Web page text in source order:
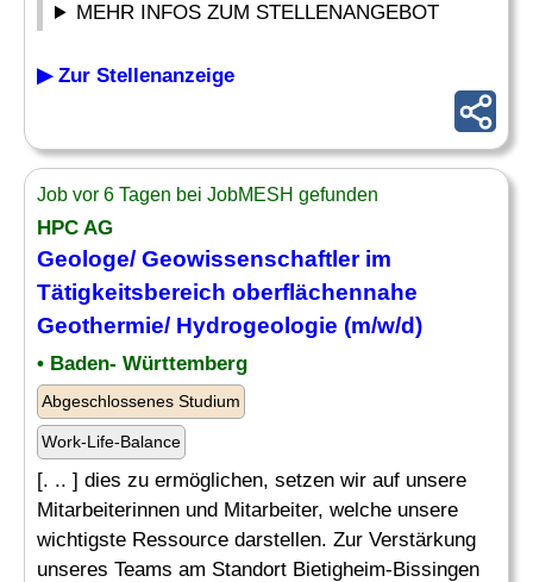
MEHR INFOS ZUM STELLENANGEBOT
▶ Zur Stellenanzeige
Job vor 6 Tagen bei JobMESH gefunden
HPC AG
Geologe/ Geowissenschaftler im
Tätigkeitsbereich oberflächennahe
Geothermie/ Hydrogeologie (m/w/d)
• Baden- Württemberg
Abgeschlossenes Studium
Work-Life-Balance
[. .. ] dies zu ermöglichen, setzen wir auf unsere
Mitarbeiterinnen und Mitarbeiter, welche unsere
wichtigste Ressource darstellen. Zur Verstärkung
unseres Teams am Standort Bietigheim-Bissingen